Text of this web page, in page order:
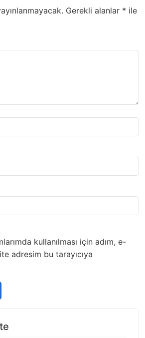
Gerekli alanlar * ile
kullanılması için adım, e-
adresim bu tarayıcıya